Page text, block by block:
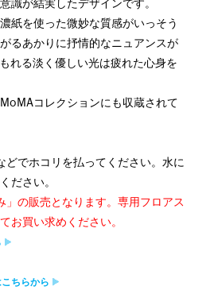
識が結実したデザインです。
紙を使った微妙な質感がいっそう
るあかりに抒情的なニュアンスが
れる淡く優しい光は疲れた心身を
コレクションにも収蔵されて
どでホコリを払ってください。水に
ださい。
」の販売となります。専用フロアス
お買い求めください。
ちらから